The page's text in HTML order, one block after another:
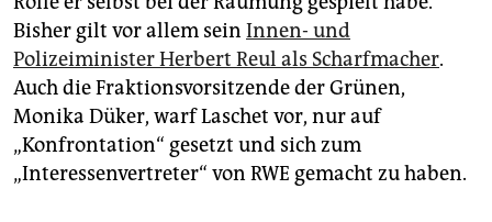
Bisher gilt vor allem sein Innen- und
Polizeiminister Herbert Reul als Scharfmacher.
Auch die Fraktionsvorsitzende der Grünen,
Monika Düker, warf Laschet vor, nur auf
„Konfrontation“ gesetzt und sich zum
„Interessenvertreter“ von RWE gemacht zu haben.